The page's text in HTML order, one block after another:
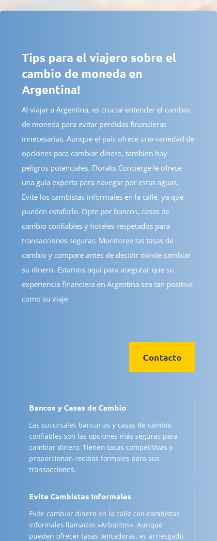
Tips para el viajero sobre el
cambio de moneda en
Argentina!
Al viajar a Argentina, es crucial entender el cambio
de moneda para evitar pérdidas financieras
innecesarias. Aunque el país ofrece una variedad de
opciones para cambiar dinero, también hay
peligros potenciales. Floralis Concierge le ofrece
una guía experta para navegar por estas aguas.
Evite los cambistas informales en la calle, ya que
pueden estafarlo. Opte por bancos, casas de
cambio confiables y hoteles respetados para
transacciones seguras. Monitoree las tasas de
cambio y compare antes de decidir dónde cambiar
su dinero. Estamos aquí para asegurar que su
experiencia financiera en Argentina sea tan positiva
como su viaje.
Contacto
Bancos y Casas de Cambio
Las sucursales bancarias y casas de cambio
confiables son las opciones más seguras para
cambiar dinero. Tienen tasas competitivas y
proporcionan recibos formales para sus
transacciones.
Evite Cambistas Informales
Evite cambiar dinero en la calle con cambistas
informales llamados «Arbolitos». Aunque
pueden ofrecer tasas tentadoras, es arriesgado